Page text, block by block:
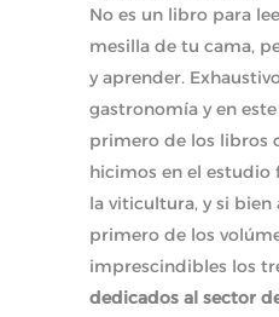
No es un libro para
mesilla de tu cama,
y aprender.
gastronomía y en este
primero de los libros
hicimos en el estudio
la viticultura, y si
primero de los
imprescindibles los
dedicados al sector